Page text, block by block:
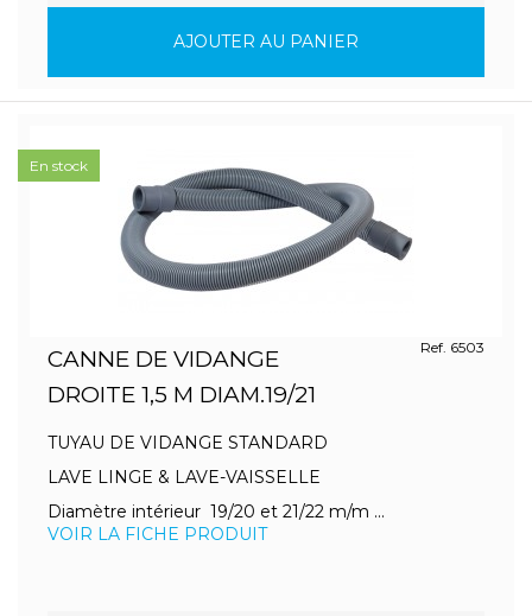
AJOUTER AU PANIER
CANNE DE VIDANGE
DROITE 1,5 M DIAM.19/21
Ref. 6503
TUYAU DE VIDANGE STANDARD
LAVE LINGE & LAVE-VAISSELLE
Diamètre intérieur 19/20 et 21/22 m/m ...
VOIR LA FICHE PRODUIT
En stock